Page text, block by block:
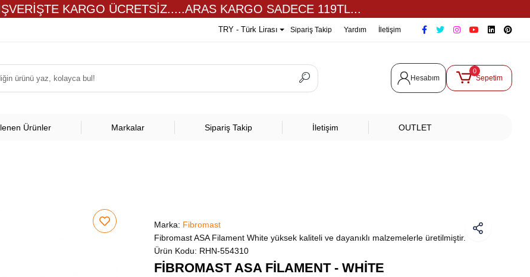
KARGO ÜCRETSİZ.....ARAS KARGO SADECE 119TL...
TRY - Türk Lirası Sipariş Takip Yardım İletişim
Hesabım
0
Sepetim
Ürünler Markalar Sipariş Takip İletişim OUTLET
Marka: Fibromast
Fibromast ASA Filament White yüksek kaliteli ve dayanıklı malzemelerle üretilmiştir.
Ürün Kodu: RHN-554310
FIBROMAST ASA FILAMENT - WHITE